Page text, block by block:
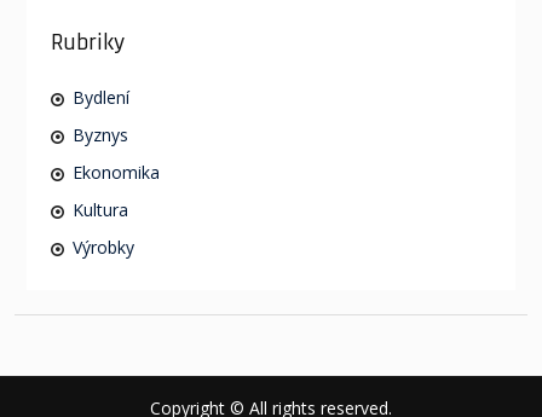
Rubriky
Bydlení
Byznys
Ekonomika
Kultura
Výrobky
Copyright © All rights reserved.